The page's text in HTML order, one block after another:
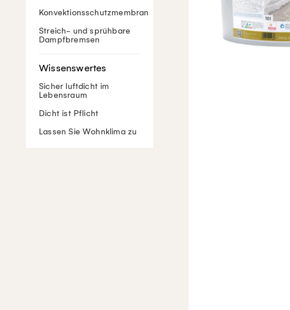
Konvektionsschutzmembran
Streich- und sprühbare
Dampfbremsen
Sicher luftdicht im
Lebensraum
Dicht ist Pflicht
Lassen Sie Wohnklima zu